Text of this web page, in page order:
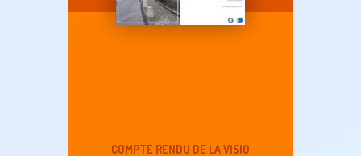
COMPTE RENDU DE LA VISIO